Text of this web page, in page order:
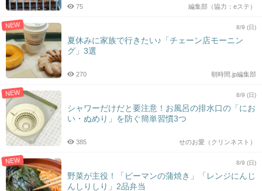
編集部（協力：eステ）
75
NEW 8/9 (日)
夏休みに家族で行きたい♪「チェーン店モーニン
グ」3選
朝時間.jp編集部
270
NEW 8/9 (日)
シャワーだけだと要注意！お風呂の排水口の「にお
い・ぬめり」を防ぐ簡単習慣3つ
せのお愛（クリンネスト）
385
NEW 8/9 (日)
野菜が主役！「ピーマンの蒲焼き」「レンジにんじ
んしりしり」2品弁当